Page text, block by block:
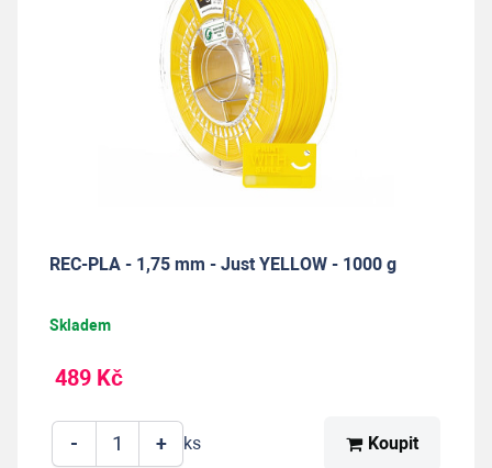
REC-PLA - 1,75 mm - Just YELLOW - 1000 g
Skladem
489 Kč
+
- ks Koupit